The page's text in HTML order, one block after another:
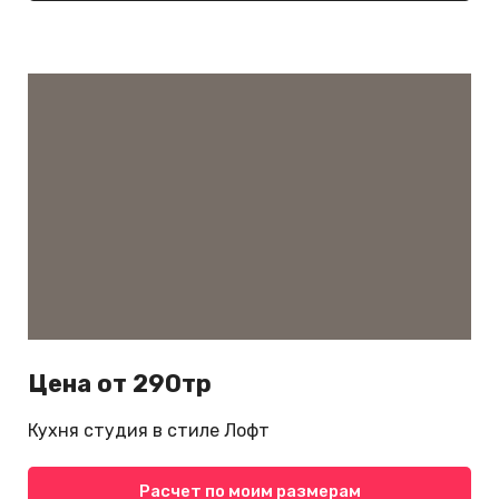
Цена от 290тр
Кухня студия в стиле Лофт
Расчет по моим размерам